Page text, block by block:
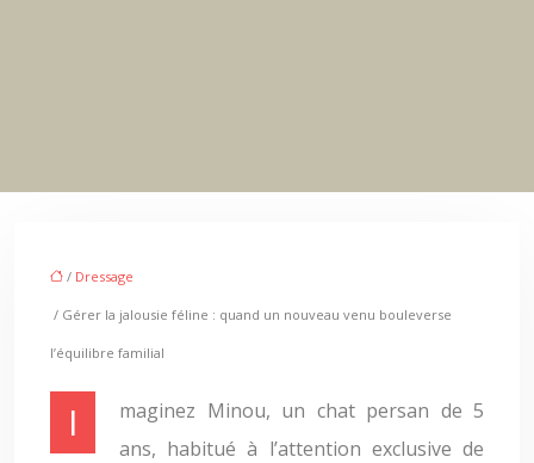
/ Dressage
/ Gérer la jalousie féline : quand un nouveau venu bouleverse
l’équilibre familial
Imaginez Minou, un chat persan de 5
ans, habitué à l’attention exclusive de